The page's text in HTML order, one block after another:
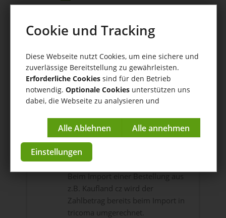
Neue Antwort erstellen
kein Bild
vorhanden
Dirk (18 Beiträge)
06.01.2026 13:57:30
Import
Fremdwährung/
Umrechnung
Hallo Zusammen,
wir verkaufen seit kurzem auf
Kaufland cz und pl.
Beim Import einer Bestellung aus
z.B. Kaufland cz wird der
Zahlbetrag bereits beim Import in
tricoma umgerechnet.
Cookie und Tracking
Diese Webseite nutzt Cookies, um eine sichere und
zuverlässige Bereitstellung zu gewährleisten.
Erforderliche Cookies sind für den Betrieb
notwendig. Optionale Cookies unterstützen uns
dabei, die Webseite zu analysieren und
Impressum| Datenschutzerklärung
Einstellungen